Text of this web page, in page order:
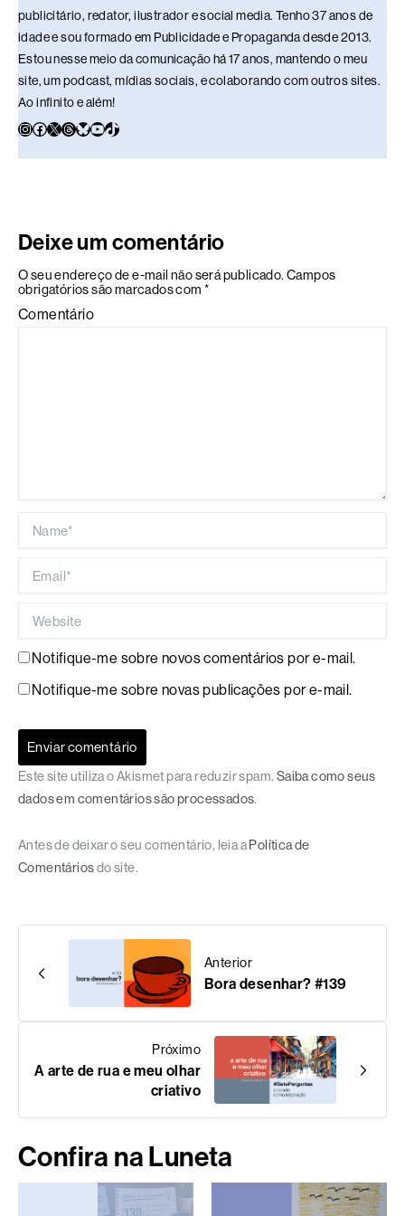
publicitário, redator, ilustrador e social media. Tenho 37 anos de
idade e sou formado em Publicidade e Propaganda desde 2013.
Estou nesse meio da comunicação há 17 anos, mantendo o meu
site, um podcast, mídias sociais, e colaborando com outros sites.
Ao infinito e além!
Deixe um comentário
O seu endereço de e-mail não será publicado. Campos
obrigatórios são marcados com *
Comentário
Notifique-me sobre novos comentários por e-mail.
Notifique-me sobre novas publicações por e-mail.
Este site utiliza o Akismet para reduzir spam. Saiba como seus
dados em comentários são processados.
Antes de deixar o seu comentário, leia a Política de
Comentáriosdo site.
Anterior
Bora desenhar? #139
Próximo
A arte de rua e meu olhar
criativo
Confira na Luneta